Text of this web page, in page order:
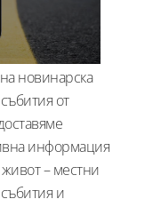
новинарска
от
информация
– местни
и